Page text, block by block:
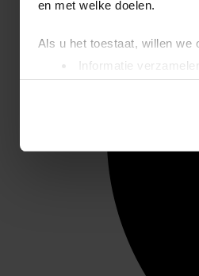
en met welke doelen.
Als u het toestaat, willen we
Informatie
Uw apparaat
Lees meer over hoe uw
We gebruiken cookies om
websiteverkeer te
media, adverteren en
verstrekt of die ze hebben